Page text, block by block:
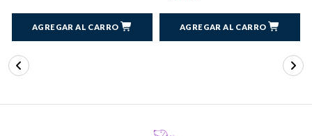
AGREGAR AL CARRO AGREGAR AL CARRO